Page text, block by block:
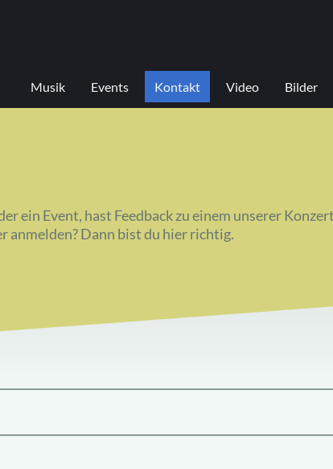
Musik Events Kontakt Video Bilder
ein Event, hast Feedback zu einem unserer
anmelden? Dann bist du hier richtig.